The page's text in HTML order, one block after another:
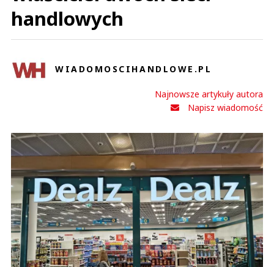
handlowych
WIADOMOSCIHANDLOWE.PL
Najnowsze artykuły autora
Napisz wiadomość